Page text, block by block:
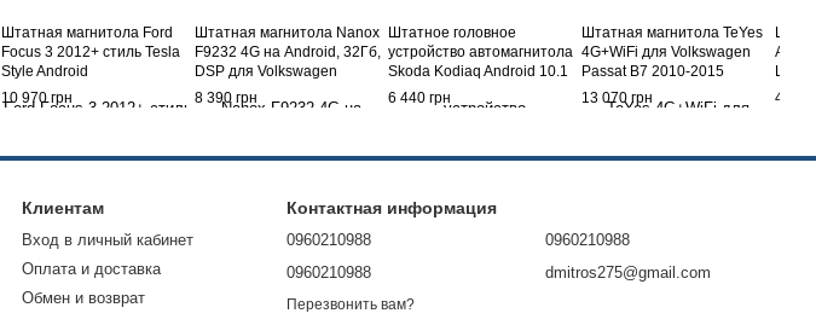
Штатная магнитола Ford
Focus 3 2012+ стиль Tesla
Style Android
10 970 грн
Штатная магнитола Nanox
F9232 4G на Android, 32Гб,
DSP для Volkswagen
Touareg 2002-2010
8 390 грн
Штатное головное
устройство автомагнитола
Skoda Kodiaq Android 10.1
6 440 грн
Штатная магнитола TeYes
4G+WiFi для Volkswagen
Passat B7 2010-2015
13 070 грн
L200
2014
4 350
Клиентам
Вход в личный кабинет
Оплата и доставка
Обмен и возврат
Контактная информация
0960210988
0960210988
Перезвонить вам?
0960210988
dmitros275@gmail.com